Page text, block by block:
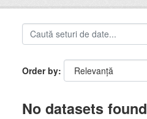
Order by
No datasets found